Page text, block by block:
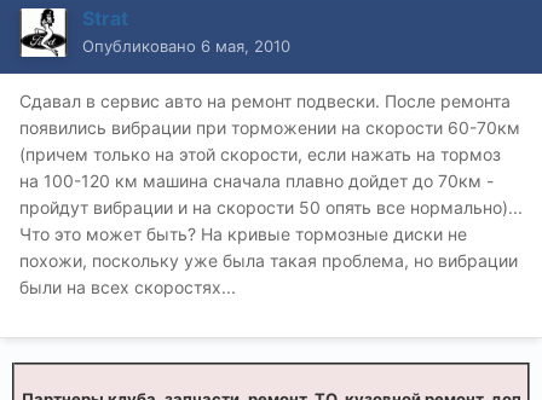
Strat
Опубликовано 6 мая, 2010
Сдавал в сервис авто на ремонт подвески. После ремонта
появились вибрации при торможении на скорости 60-70км
(причем только на этой скорости, если нажать на тормоз
на 100-120 км машина сначала плавно дойдет до 70км -
пройдут вибрации и на скорости 50 опять все нормально)...
Что это может быть? На кривые тормозные диски не
похожи, поскольку уже была такая проблема, но вибрации
были на всех скоростях...